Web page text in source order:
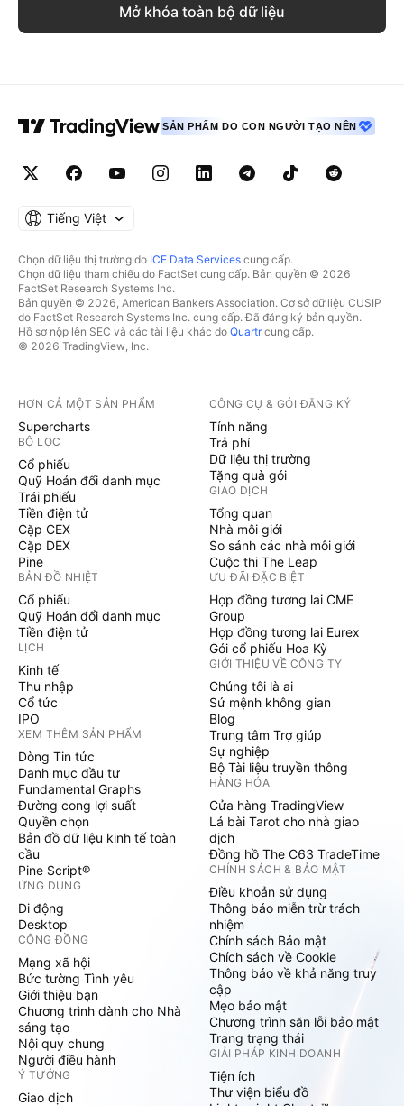
Mở khóa toàn bộ dữ liệu
SẢN PHẨM DO CON NGƯỜI TẠO NÊN
Tiếng Việt
Chọn dữ liệu thị trường do ICE Data Services cung cấp.
Chọn dữ liệu tham chiếu do FactSet cung cấp. Bản quyền © 2026
FactSet Research Systems Inc.
Bản quyền © 2026, American Bankers Association. Cơ sở dữ liệu CUSIP
do FactSet Research Systems Inc. cung cấp. Đã đăng ký bản quyền.
Hồ sơ nộp lên SEC và các tài liệu khác do Quartrcung cấp.
© 2026 TradingView, Inc.
HƠN CẢ MỘT SẢN PHẨM
Supercharts
BỘ LỌC
Cổ phiếu
Quỹ Hoán đổi danh mục
Trái phiếu
Tiền điện tử
Cặp CEX
Cặp DEX
Pine
BẢN ĐỒ NHIỆT
Cổ phiếu
Quỹ Hoán đổi danh mục
Tiền điện tử
LỊCH
Kinh tế
Thu nhập
Cổ tức
IPO
XEM THÊM SẢN PHẨM
Dòng Tin tức
Danh mục đầu tư
Fundamental Graphs
Đường cong lợi suất
Quyền chọn
Bản đồ dữ liệu kinh tế toàn
cầu
Pine Script®
ỨNG DỤNG
Di động
Desktop
CỘNG ĐỒNG
Mạng xã hội
Bức tường Tình yêu
Giới thiệu bạn
Chương trình dành cho Nhà
sáng tạo
Nội quy chung
Người điều hành
Ý TƯỞNG
Giao dịch
CÔNG CỤ & GÓI ĐĂNG KÝ
Tính năng
Trả phí
Dữ liệu thị trường
Tặng quà gói
GIAO DỊCH
Tổng quan
Nhà môi giới
So sánh các nhà môi giới
Cuộc thi The Leap
ƯU ĐÃI ĐẶC BIỆT
Hợp đồng tương lai CME
Group
Hợp đồng tương lai Eurex
Gói cổ phiếu Hoa Kỳ
GIỚI THIỆU VỀ CÔNG TY
Chúng tôi là ai
Sứ mệnh không gian
Blog
Trung tâm Trợ giúp
Sự nghiệp
Bộ Tài liệu truyền thông
HÀNG HÓA
Cửa hàng TradingView
Lá bài Tarot cho nhà giao
dịch
Đồng hồ The C63 TradeTime
CHÍNH SÁCH & BẢO MẬT
Điều khoản sử dụng
Thông báo miễn trừ trách
nhiệm
Chính sách Bảo mật
Chích sách về Cookie
Thông báo về khả năng truy
cập
Mẹo bảo mật
Chương trình săn lỗi bảo mật
Trang trạng thái
GIẢI PHÁP KINH DOANH
Tiện ích
Thư viện biểu đồ